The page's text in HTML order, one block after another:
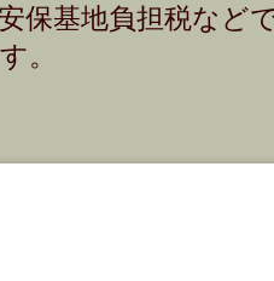
保基地負担税など
。